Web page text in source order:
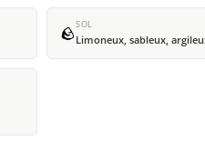
🪨SOL
Limoneux, sableux,